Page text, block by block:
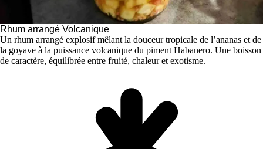
Rhum arrangé Volcanique
Un rhum arrangé explosif mêlant la douceur tropicale de l’ananas et de
la goyave à la puissance volcanique du piment Habanero. Une boisson
de caractère, équilibrée entre fruité, chaleur et exotisme.